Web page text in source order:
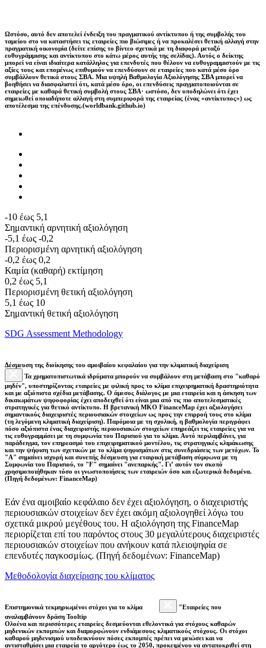
Ωστόσο, αυτό δεν αποτελεί ένδειξη του πραγματικού αντίκτυπου ή της συμβολής του
ταμείου στο να καταστήσει τις εταιρείες πιο βιώσιμες ή να προκαλέσει θετική αλλαγή στην
πραγματική οικονομία (δείτε επίσης το βίντεο σχετικά με τη διαφορά μεταξύ
ευθυγράμμισης και αντίκτυπου στο κάτω μέρος αυτής της σελίδας). Αυτός ο δείκτης
μπορεί να είναι ιδιαίτερα κατάλληλος για επενδυτές που θέλουν να ευθυγραμμιστούν με τις
αξίες τους και επομένως επιθυμούν να επενδύσουν σε εταιρείες που κατά μέσο όρο
συμβάλλουν θετικά στους ΣΒΑ. Μια υψηλή Βαθμολογία Αξιολόγησης ΣΒΑ μπορεί να
βοηθήσει να διασφαλιστεί ότι, κατά μέσο όρο, οι επενδύσεις πραγματοποιούνται σε
εταιρείες με καθαρά θετική συμβολή στους ΣΒΑ· ωστόσο, δεν υποδηλώνει ότι έχει
σημειωθεί οποιαδήποτε αλλαγή στη συμπεριφορά της εταιρείας (ένας «αντίκτυπος») ως
αποτέλεσμα της επένδυσης.(worldbank.github.io)
-10 έως 5,1
Σημαντική αρνητική αξιολόγηση
-5,1 έως -0,2
Περιορισμένη αρνητική αξιολόγηση
-0,2 έως 0,2
Καμία (καθαρή) εκτίμηση
0,2 έως 5,1
Περιορισμένη θετική αξιολόγηση
5,1 έως 10
Σημαντική θετική αξιολόγηση
SDG Assessment Methodology
Δέσμευση της διοίκησης του αμοιβαίου κεφαλαίου για την κλιματική διαχείριση
Τα χρηματοπιστωτικά ιδρύματα μπορούν να συμβάλουν στη μετάβαση στο "καθαρό
μηδέν", υποστηρίζοντας εταιρείες με φιλική προς το κλίμα επιχειρηματική δραστηριότητα
και με αξιόπιστα σχέδια μετάβασης. Ο άμεσος διάλογος με μια εταιρεία και η άσκηση των
δικαιωμάτων ψηφοφορίας έχει αποδειχθεί ότι είναι μια από τις πιο αποτελεσματικές
στρατηγικές για θετικό αντίκτυπο. Η βρετανική ΜΚΟ FinanceMap έχει αξιολογήσει
σημαντικούς διαχειριστές περιουσιακών στοιχείων ως προς την επιρροή τους στο κλίμα
(τη λεγόμενη κλιματική διαχείριση). Παρόμοια με τη σχολική, η βαθμολογία περιγράφει
πόσο αξιόπιστα ένας διαχειριστής περιουσιακών στοιχείων επηρεάζει τις εταιρείες για να
τις ευθυγραμμίσει με τη συμφωνία του Παρισιού για το κλίμα. Αυτό περιλαμβάνει, για
παράδειγμα, τον επηρεασμό του επιχειρηματικού μοντέλου, τις στρατηγικές κλιμάκωσης
και την ψήφιση των σχετικών με το κλίμα ψηφισμάτων στις συνεδριάσεις των μετόχων. Το
"Α" σημαίνει ισχυρή και συνεπής δέσμευση για εταιρική μετάβαση σύμφωνα με τη
Συμφωνία του Παρισιού, το "F" σημαίνει "ανεπαρκής". Γι’ αυτόν τον σκοπό
χρησιμοποιήθηκαν τόσο οι γνωστοποιήσεις των εταιρειών όσο και εξωτερικά δεδομένα.
(Πηγή δεδομένων: FinanceMap)
Εάν ένα αμοιβαίο κεφάλαιο δεν έχει αξιολόγηση, ο διαχειριστής
περιουσιακών στοιχείων δεν έχει ακόμη αξιολογηθεί λόγω του
σχετικά μικρού μεγέθους του. Η αξιολόγηση της FinanceMap
περιορίζεται επί του παρόντος στους 30 μεγαλύτερους διαχειριστές
περιουσιακών στοιχείων που ανήκουν κατά πλειοψηφία σε
επενδυτές παγκοσμίως. (Πηγή δεδομένων: FinanceMap)
Μεθοδολογία διαχείρισης του κλίματος
Επιστημονικά τεκμηριωμένοι στόχοι για το κλίμα
"Εταιρείες που
αναλαμβάνουν δράση Tooltip
Ολοένα και περισσότερες εταιρείες δεσμεύονται εθελοντικά για στόχους καθαρών
μηδενικών εκπομπών και διαμορφώνουν ενδιάμεσους κλιματικούς στόχους. Οι στόχοι
καθαρού μηδενισμού υποδεικνύουν πόσες εκπομπές πρέπει να μειώσει και να
αντισταθμίσει μια εταιρεία το αργότερο έως το 2050, προκειμένου να ανταποκριθεί στη